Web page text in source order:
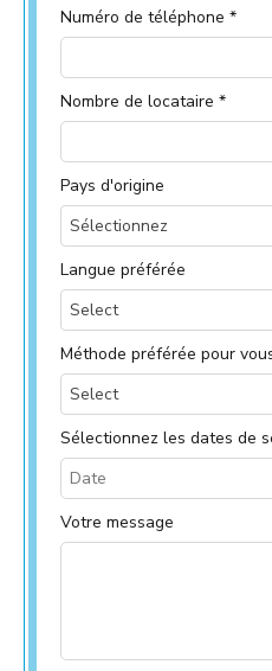
Numéro de téléphone *
Nombre de locataire *
Pays d'origine
Sélectionnez
Langue préférée
Select
Méthode préférée pour
Select
Sélectionnez les dates de
Votre message